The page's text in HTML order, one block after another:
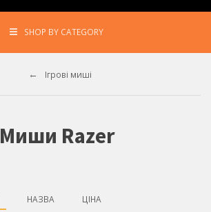
SHOP BY CATEGORY
Ігрові миші
Миши Razer
НАЗВА
ЦІНА